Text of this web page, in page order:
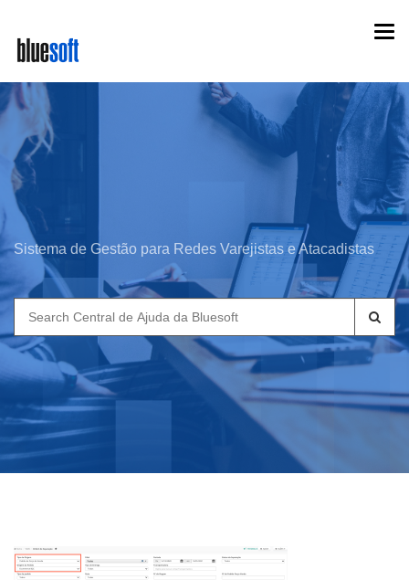
main
content
Sistema de Gestão para Redes Varejistas e Atacadistas
Search
for: